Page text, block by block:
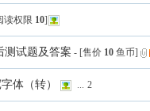
读权限 10]
测试题及答案 - [售价 10 鱼币]
体（转） ... 2